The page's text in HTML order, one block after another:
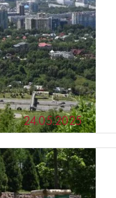
24.05.2025